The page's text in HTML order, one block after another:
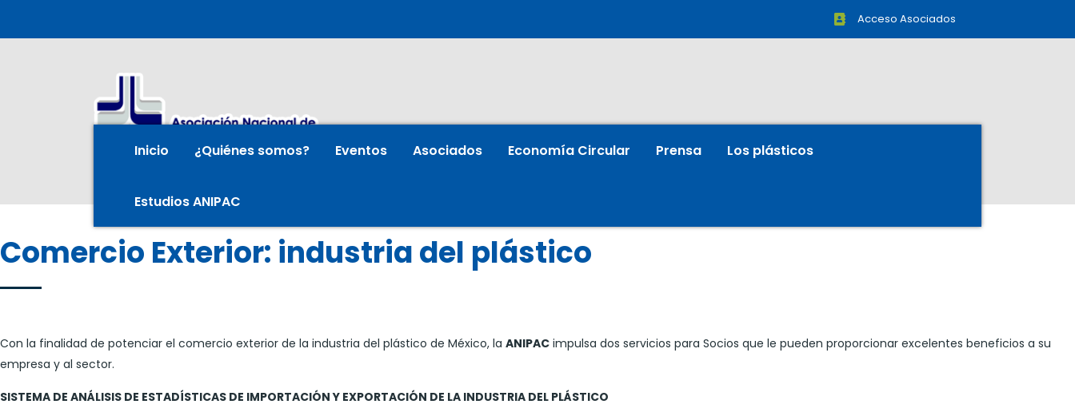
Acceso Asociados
Inicio ¿Quiénes somos? Eventos Asociados Economía Circular Prensa Los plásticos
Estudios ANIPAC
Comercio Exterior: industria del plástico
Con la finalidad de potenciar el comercio exterior de la industria del plástico de México, la ANIPAC impulsa dos servicios para Socios que le pueden proporcionar excelentes beneficios a su
empresa y al sector.
SISTEMA DE ANÁLISIS DE ESTADÍSTICAS DE IMPORTACIÓN Y EXPORTACIÓN DE LA INDUSTRIA DEL PLÁSTICO